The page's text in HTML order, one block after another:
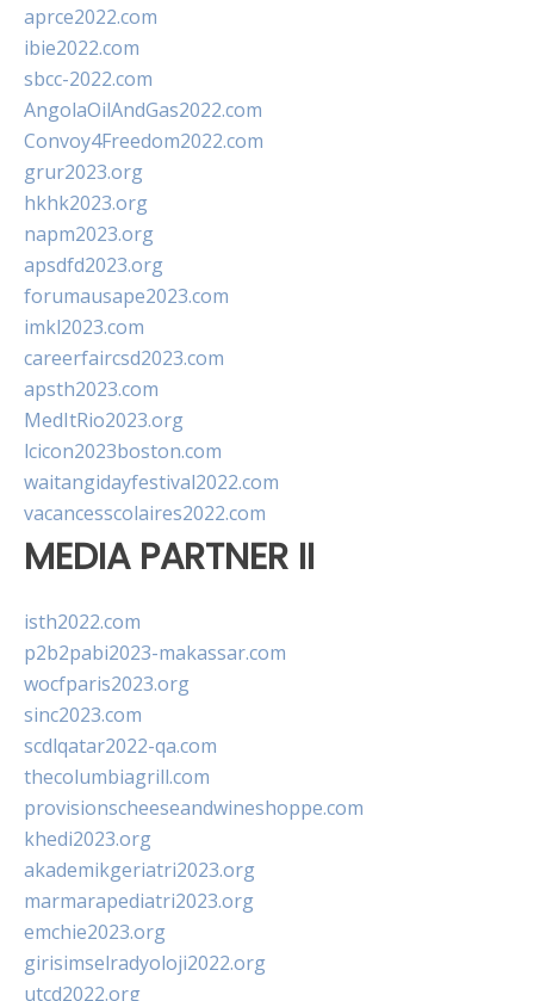
aprce2022.com
ibie2022.com
sbcc-2022.com
AngolaOilAndGas2022.com
Convoy4Freedom2022.com
grur2023.org
hkhk2023.org
napm2023.org
apsdfd2023.org
forumausape2023.com
imkl2023.com
careerfaircsd2023.com
apsth2023.com
MedItRio2023.org
lcicon2023boston.com
waitangidayfestival2022.com
vacancesscolaires2022.com
MEDIA PARTNER II
isth2022.com
p2b2pabi2023-makassar.com
wocfparis2023.org
sinc2023.com
scdlqatar2022-qa.com
thecolumbiagrill.com
provisionscheeseandwineshoppe.com
khedi2023.org
akademikgeriatri2023.org
marmarapediatri2023.org
emchie2023.org
girisimselradyoloji2022.org
utcd2022.org